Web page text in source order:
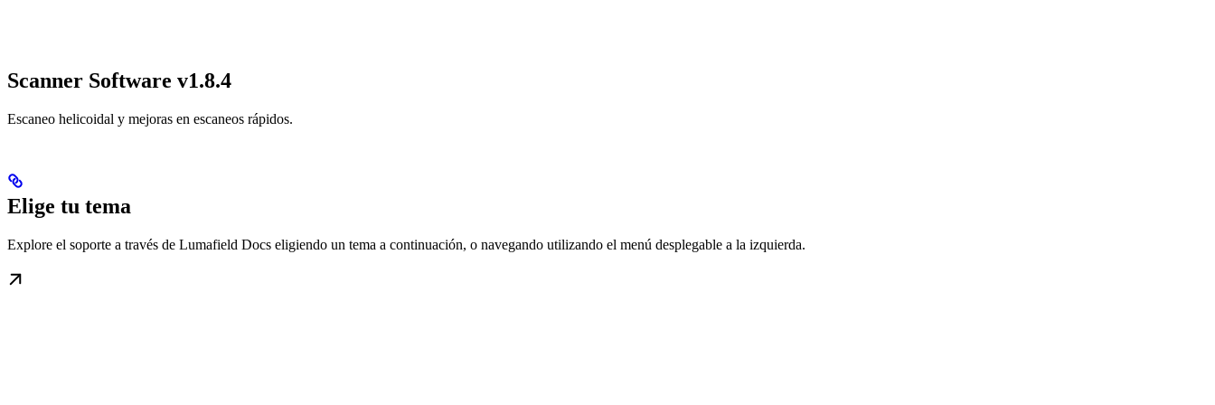
Scanner Software v1.8.4
Escaneo helicoidal y mejoras en escaneos rápidos.
Elige tu tema
Explore el soporte a través de Lumafield Docs eligiendo un tema a continuación, o navegando utilizando el menú desplegable a la izquierda.